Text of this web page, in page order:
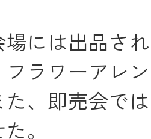
場には出品さ
フラワーアレ
、即売会で
。